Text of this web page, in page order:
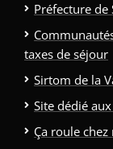
Préfecture de
taxes de séjour
Sirtom de la
Site dédié
Ça roule chez